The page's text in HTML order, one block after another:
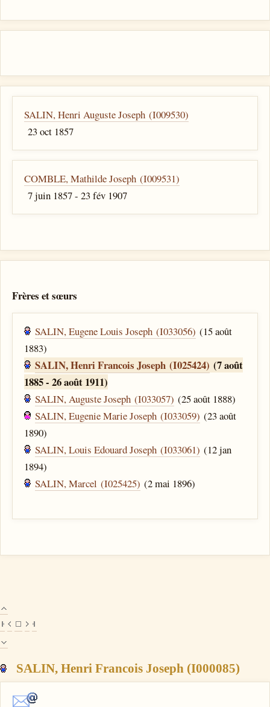
SALIN, Henri Auguste Joseph (I009530)
23 oct 1857
COMBLE, Mathilde Joseph (I009531)
7 juin 1857 - 23 fév 1907
Frères et sœurs
SALIN, Eugene Louis Joseph (I033056) (15 août
1883)
SALIN, Henri Francois Joseph (I025424) (7 août
1885 - 26 août 1911)
SALIN, Auguste Joseph (I033057) (25 août 1888)
SALIN, Eugenie Marie Joseph (I033059) (23 août
1890)
SALIN, Louis Edouard Joseph (I033061) (12 jan
1894)
SALIN, Marcel (I025425) (2 mai 1896)
SALIN, Henri Francois Joseph (I000085)